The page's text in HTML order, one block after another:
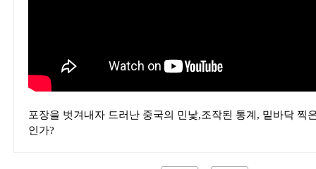
포장을 벗겨내자 드러난 중국의 민낯,조작된 통계, 밑바닥 찍
인가?